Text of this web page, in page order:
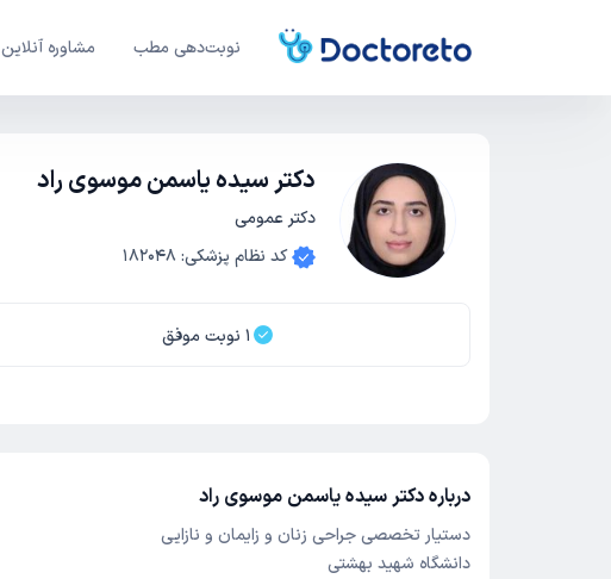
نوبت‌دهی مطب مشاوره آنلاین
دکتر سیده یاسمن موسوی راد
دکتر عمومی
کد نظام پزشکی:
182048
1 نوبت موفق
درباره دکتر سیده یاسمن موسوی راد
دستیار تخصصی جراحی زنان و زایمان و نازایی
دانشگاه شهید بهشتی